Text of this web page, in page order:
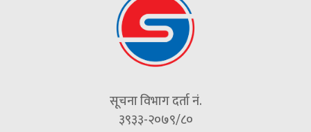
सूचना विभाग दर्ता नं.
३९३३-२०७९/८०